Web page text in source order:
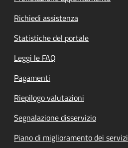
Richiedi assistenza
Statistiche del portale
Leggi le FAQ
Pagamenti
Riepilogo valutazioni
Segnalazione disservizio
Piano di miglioramento dei servizi